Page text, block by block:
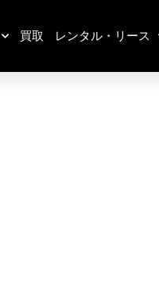
買取 レンタル・リース